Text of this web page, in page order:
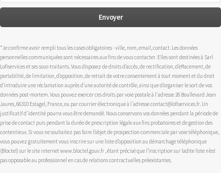
*Je confirme avoir rempli tous les cases obligatoires - ville, nom, email, contact. Les données
personnelles communiquées sont nécessaires aux fins de vous contacter. Elles sont destinées à Sarl
Lofiservices et ses sous-traitants. Vous disposez de droits d’accès, de rectification, d’effacement, de
portabilité, de limitation, d’opposition, de retrait de votre consentement à tout moment et du droit
d’introduire une réclamation auprès d’une autorité de contrôle, ainsi que d’organiser le sort de vos
données post-mortem. Vous pouvez exercer ces droits par voie postale à l'adresse 26 Boullevard Jean
Jaures, 66310 Estagel, France, ou par courrier électronique à l'adresse contact@lofiservices.fr. Un
justificatif d'identité pourra vous être demandé. Nous conservons vos données pendant la période de
prise de contact puis pendant la durée de prescription légale aux fins probatoires et de gestion des
contentieux. Si vous ne souhaitez pas faire l’objet de prospection commerciale par voie téléphonique,
vous pouvez gratuitement vous inscrire sur une liste d’opposition au démarchage téléphonique
(Bloctel) sur le site internet www.bloctel.gouv.fr , étant précisé que l’inscription sur ladite liste n’est
pas opposable au professionnel en cas de relations contractuelles préexistantes.